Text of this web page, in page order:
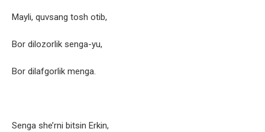
Mayli, quvsang tosh otib,
Bor dilozorlik senga-yu,
Bor dilafgorlik menga.
Senga she’rni bitsin Erkin,